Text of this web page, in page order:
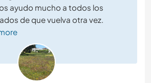
ayudo mucho a todos los
de que vuelva otra vez.